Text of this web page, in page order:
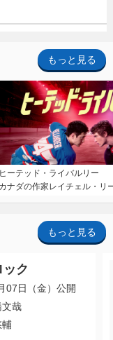
もっと見る
ヒーテッド・ライバルリー
カナダの作家レイチェル・リ
もっと見る
ック
07日（金）公開
文哉
輔